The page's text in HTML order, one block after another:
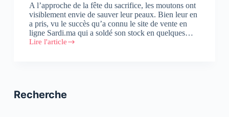
A l’approche de la fête du sacrifice, les moutons ont
visiblement envie de sauver leur peaux. Bien leur en
a pris, vu le succès qu’a connu le site de vente en
ligne Sardi.ma qui a soldé son stock en quelques…
Lire l'article
Inwi
#ILFAUTSAUVERLESOLDATMOOT
Recherche